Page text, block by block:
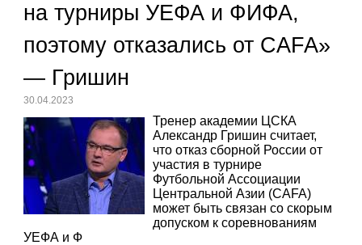
на турниры УЕФА и ФИФА,
поэтому отказались от CAFA»
— Гришин
30.04.2023
Тренер академии ЦСКА
Александр Гришин считает,
что отказ сборной России от
участия в турнире
Футбольной Ассоциации
Центральной Азии (CAFA)
может быть связан со скорым
допуском к соревнованиям
УЕФА и Ф